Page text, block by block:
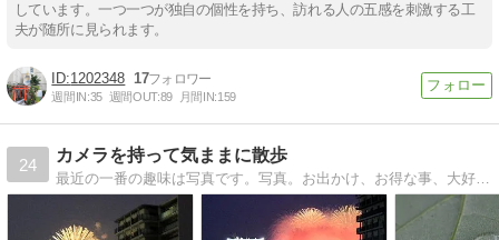
しています。一つ一つが独自の個性を持ち、訪れる人の五感を刺激する工
夫が随所に見られます。
1202348 17
週間IN:35 週間OUT:89 月間IN:159
24
カメラを持って気ままに散歩
最近の一番の趣味は写真です。写真。お出かけ、お得な事、大好き！いろんな事に興味津々。